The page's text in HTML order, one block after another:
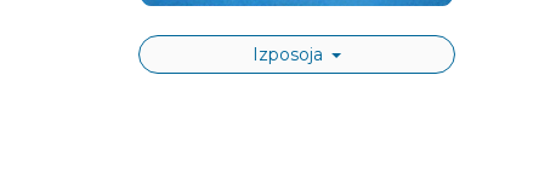
Izposoja